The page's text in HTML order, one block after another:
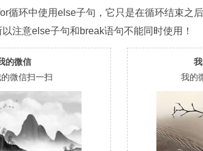
循环中使用else子句，它只是在循环结束之
注意else子句和break语句不能同时使用！
的微信
微信扫一扫
我的